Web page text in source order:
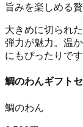
旨みを楽しめる
大きめに切られ
弾力が魅力。温
にもぴったりです
鯛のわんギフト
鯛のわん